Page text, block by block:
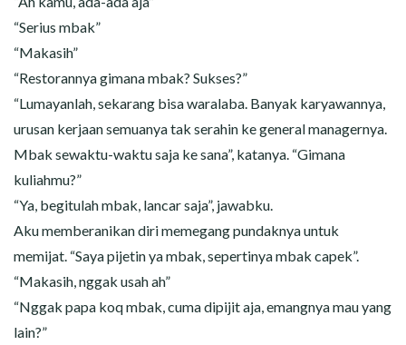
“Serius mbak”
“Makasih”
“Restorannya gimana mbak? Sukses?”
“Lumayanlah, sekarang bisa waralaba. Banyak karyawannya,
urusan kerjaan semuanya tak serahin ke general managernya.
Mbak sewaktu-waktu saja ke sana”, katanya. “Gimana
kuliahmu?”
“Ya, begitulah mbak, lancar saja”, jawabku.
Aku memberanikan diri memegang pundaknya untuk
memijat. “Saya pijetin ya mbak, sepertinya mbak capek”.
“Makasih, nggak usah ah”
“Nggak papa koq mbak, cuma dipijit aja, emangnya mau yang
lain?”